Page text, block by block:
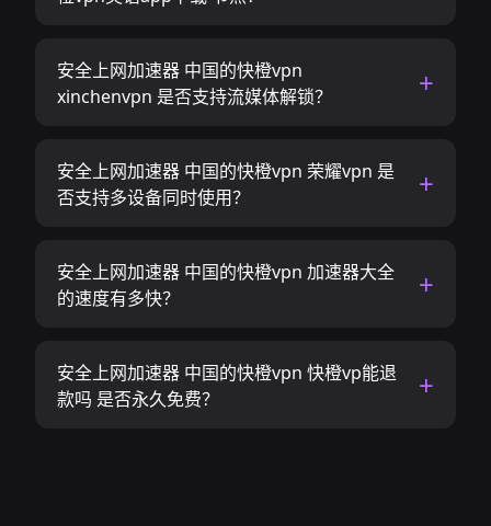
安全上网加速器 中国的快橙vpn
xinchenvpn 是否支持流媒体解锁？
安全上网加速器 中国的快橙vpn 荣耀vpn 是
否支持多设备同时使用？
安全上网加速器 中国的快橙vpn 加速器大全
的速度有多快？
安全上网加速器 中国的快橙vpn 快橙vp能退
款吗 是否永久免费？